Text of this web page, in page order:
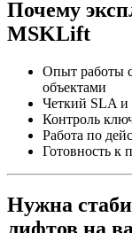
Почему
MSKLift
Опыт работы
объектами
Четкий SLA и
Контроль
Работа по
Готовность к
Нужна